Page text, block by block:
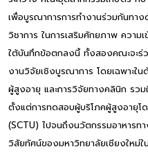
เพื่อบูรณาการการทำงานร่วมกันทา
วิชาการ ในการเสริมศักยภาพ ความ
ใต้บันทึกข้อตกลงนี้ ทั้งสองคณะจะร่
งานวิจัยเชิงบูรณาการ โดยเฉพาะใ
ผู้สูงอายุ และการวิจัยทางคลินิก รว
ตั้งแต่การทดสอบผู้บริโภคผู้สูงอายุ
(SCTU) ไปจนถึงนวัตกรรมอาหาร
วิสัยทัศน์ของมหาวิทยาลัยเชียงใหม่